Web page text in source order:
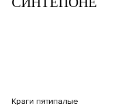
Краги пятипалые